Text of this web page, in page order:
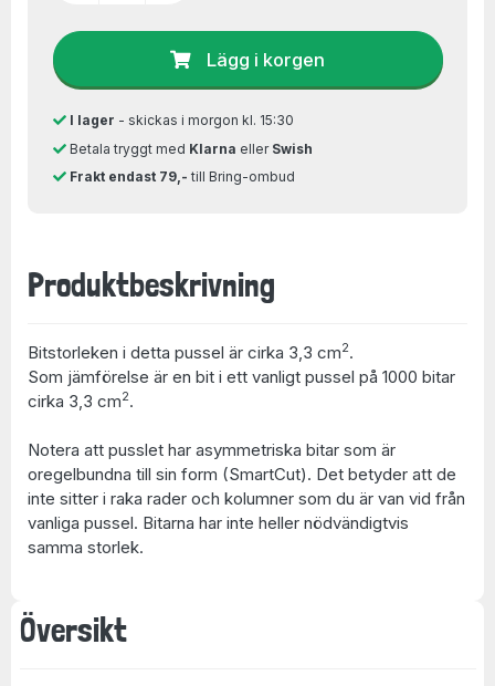
Översikt
Lägg i korgen
I lager - skickas i morgon kl. 15:30
Betala tryggt med Klarna eller Swish
Frakt endast 79,- till Bring-ombud
Produktbeskrivning
Bitstorleken i detta pussel är cirka 3,3 cm2.
Som jämförelse är en bit i ett vanligt pussel på 1000 bitar
cirka 3,3 cm2.
Notera att pusslet har asymmetriska bitar som är
oregelbundna till sin form (SmartCut). Det betyder att de
inte sitter i raka rader och kolumner som du är van vid från
vanliga pussel. Bitarna har inte heller nödvändigtvis
samma storlek.